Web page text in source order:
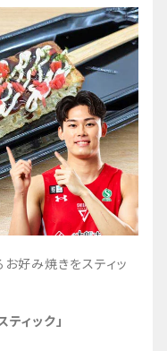
好み焼きをスティッ
ィック」